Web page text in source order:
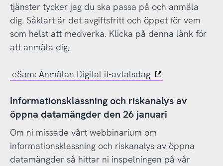
tjänster tycker jag du ska passa på och anmäla
dig. Såklart är det avgiftsfritt och öppet för vem
som helst att medverka. Klicka på denna länk för
att anmäla dig;
eSam: Anmälan Digital it-avtalsdag
Informationsklassning och riskanalys av
öppna datamängder den 26 januari
Om ni missade vårt webbinarium om
informationsklassning och riskanalys av öppna
datamängder så hittar ni inspelningen på vår